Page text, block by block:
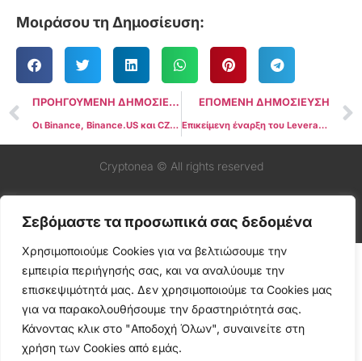
Σεβόμαστε τα προσωπικά σας δεδομένα
Χρησιμοποιούμε Cookies για να βελτιώσουμε την
εμπειρία περιήγησής σας, και να αναλύουμε την
επισκεψιμότητά μας. Δεν χρησιμοποιούμε τα Cookies μας
για να παρακολουθήσουμε την δραστηριότητά σας.
Κάνοντας κλικ στο "Αποδοχή Όλων", συναινείτε στη
χρήση των Cookies από εμάς.
Μοιράσου τη Δημοσίευση:
ΠΡΟΗΓΟΥΜΕΝΗ ΔΗΜΟΣΙΕΥΣΗ
Οι Binance, Binance.US και CZ κατηγορούν την SEC για την έκδοση “παραπλανητικών” δηλώσεων σχετικά με τα περιουσιακά στοιχεία του Exchange
ΕΠΟΜΕΝΗ ΔΗΜΟΣΙΕΥΣΗ
Επικείμενη έναρξη του Leveraged Bitcoin Futures ETF που έχει οριστεί για την Τρίτη
Cryptonea © All rights reserved